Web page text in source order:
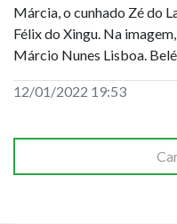
Márcia, o cunhado Zé do
Félix do Xingu. Na
Márcio Nunes Lisboa.
12/01/2022 19:53